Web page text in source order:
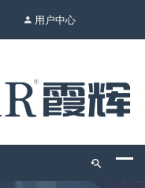
用户中心